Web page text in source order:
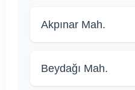
Akpınar Mah.
Beydağı Mah.